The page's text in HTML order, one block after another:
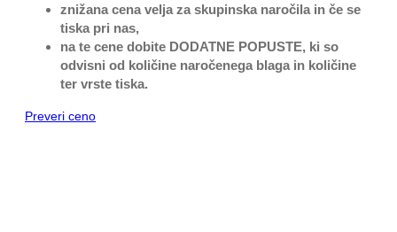
znižana cena velja za skupinska naročila in če se
tiska pri nas,
na te cene dobite DODATNE POPUSTE, ki so
odvisni od količine naročenega blaga in količine
ter vrste tiska.
Preveri ceno